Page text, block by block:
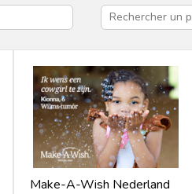
Make-A-Wish Nederland